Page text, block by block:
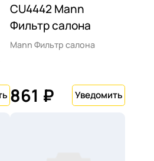
CU4442 Mann
Фильтр салона
Mann Фильтр салона
861 ₽